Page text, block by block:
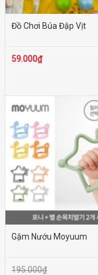
Đồ Chơi Búa Đập Vịt
59.000₫
Gặm Nướu Moyuum
195.000₫